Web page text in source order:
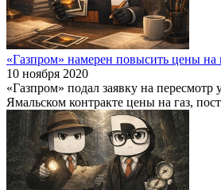
«Газпром» намерен повысить цены на
10 ноября 2020
«Газпром» подал заявку на пересмотр
Ямальском контракте цены на газ,